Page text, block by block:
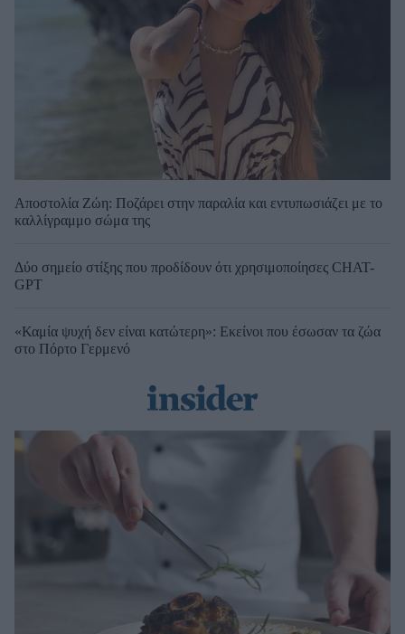
Αποστολία Ζώη: Ποζάρει στην παραλία και εντυπωσιάζει με το
καλλίγραμμο σώμα της
Δύο σημείο στίξης που προδίδουν ότι χρησιμοποίησες CHAT-
GPT
«Καμία ψυχή δεν είναι κατώτερη»: Εκείνοι που έσωσαν τα ζώα
στο Πόρτο Γερμενό